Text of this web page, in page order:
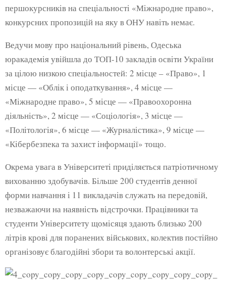
першокурсників на спеціальності «Міжнародне право»,
конкурсних пропозицій на яку в ОНУ навіть немає.
Ведучи мову про національний рівень, Одеська
юракадемія увійшла до ТОП-10 закладів освіти України
за цілою низкою спеціальностей: 2 місце – «Право», 1
місце — «Облік і оподаткування», 4 місце —
«Міжнародне право», 5 місце — «Правоохоронна
діяльність», 2 місце — «Соціологія», 3 місце —
«Політологія», 6 місце — «Журналістика», 9 місце —
«Кібербезпека та захист інформації» тощо.
Окрема увага в Університеті приділяється патріотичному
вихованню здобувачів. Більше 200 студентів денної
форми навчання і 11 викладачів служать на передовій,
незважаючи на наявність відстрочки. Працівники та
студенти Університету щомісяця здають близько 200
літрів крові для поранених військових, колектив постійно
організовує благодійні збори та волонтерські акції.